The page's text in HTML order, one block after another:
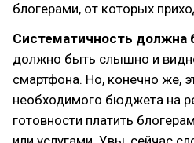
блогерами, от которых
Систематичность должна
должно быть слышно и
смартфона. Но, конечно же,
необходимого бюджета на
готовности платить